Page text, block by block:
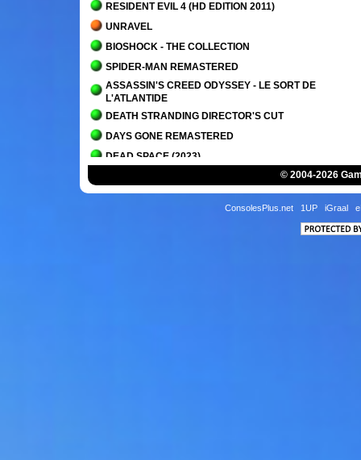
RESIDENT EVIL 4 (HD EDITION 2011)
UNRAVEL
BIOSHOCK - THE COLLECTION
SPIDER-MAN REMASTERED
ASSASSIN'S CREED ODYSSEY - LE SORT DE
L'ATLANTIDE
DEATH STRANDING DIRECTOR'S CUT
DAYS GONE REMASTERED
DEAD SPACE (2023)
PLANET OF LANA
© 2004-2026
ConsolesPlus.net 1UP iGraal